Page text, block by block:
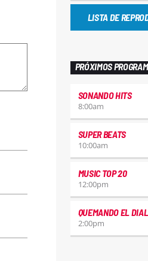
LISTA DE
PRÓXIMOS
SONANDO HITS
8:00am
SUPER BEATS
10:00am
MUSIC TOP 20
12:00pm
QUEMANDO EL DIAL
2:00pm